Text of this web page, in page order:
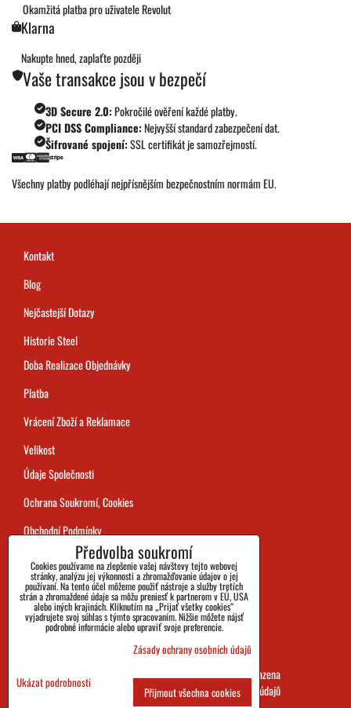
Okamžitá platba pro uživatele Revolut
Klarna
Nakupte hned, zaplaťte později
Vaše transakce jsou v bezpečí
3D Secure 2.0:Pokročilé ověření každé platby.
PCI DSS Compliance:Nejvyšší standard zabezpečení dat.
Šifrované spojení:SSL certifikát je samozřejmostí.
Všechny platby podléhají nejpřísnějším bezpečnostním normám EU.
Kontakt
Blog
Nejčastejší Dotazy
Historie Steel
Doba Realizace Objednávky
Platba
Vrácení Zboží a Reklamace
Velikost
Údaje Společnosti
Ochrana Soukromí, Cookies
Obchodní Podmínky
Sledování Zásilek
SHOES&BOOTS s.r.o. 2026 všechna práva vyhrazena
Předvolby soukromí Zásady ochrany osobních údajů
Předvolba soukromí
Cookies používame na zlepšenie vašej návštevy tejto webovej
stránky, analýzu jej výkonnosti a zhromažďovanie údajov o jej
používaní. Na tento účel môžeme použiť nástroje a služby tretích
strán a zhromaždené údaje sa môžu preniesť k partnerom v EÚ, USA
alebo iných krajinách. Kliknutím na „Prijať všetky cookies“
vyjadrujete svoj súhlas s týmto spracovaním. Nižšie môžete nájsť
podrobné informácie alebo upraviť svoje preferencie.
Zásady ochrany osobních údajů
Ukázat podrobnosti
Přijmout všechna cookies